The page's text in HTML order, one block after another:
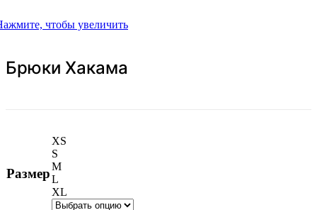
чтобы увеличить
Брюки Хакама
Размер
XS
S
M
L
XL